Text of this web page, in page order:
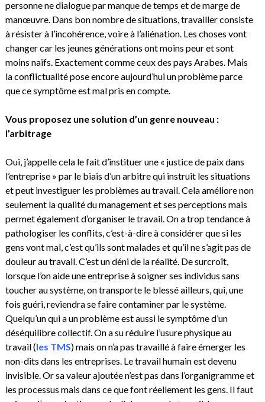
personne ne dialogue par manque de temps et de marge de
manœuvre. Dans bon nombre de situations, travailler consiste
à résister à l’incohérence, voire à l’aliénation. Les choses vont
changer car les jeunes générations ont moins peur et sont
moins naïfs. Exactement comme ceux des pays Arabes. Mais
la conflictualité pose encore aujourd’hui un problème parce
que ce symptôme est mal pris en compte.
Vous proposez une solution d’un genre nouveau :
l’arbitrage
Oui, j’appelle cela le fait d’instituer une « justice de paix dans
l’entreprise » par le biais d’un arbitre qui instruit les situations
et peut investiguer les problèmes au travail. Cela améliore non
seulement la qualité du management et ses perceptions mais
permet également d’organiser le travail. On a trop tendance à
pathologiser les conflits, c’est-à-dire à considérer que si les
gens vont mal, c’est qu’ils sont malades et qu’il ne s’agit pas de
douleur au travail. C’est un déni de la réalité. De surcroît,
lorsque l’on aide une entreprise à soigner ses individus sans
toucher au système, on transporte le blessé ailleurs, qui, une
fois guéri, reviendra se faire contaminer par le système.
Quelqu’un qui a un problème est aussi le symptôme d’un
déséquilibre collectif. On a su réduire l’usure physique au
travail (les TMS) mais on n’a pas travaillé à faire émerger les
non-dits dans les entreprises. Le travail humain est devenu
invisible. Or sa valeur ajoutée n’est pas dans l’organigramme et
les processus mais dans ce que font réellement les gens. Il faut